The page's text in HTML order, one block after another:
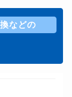
などの